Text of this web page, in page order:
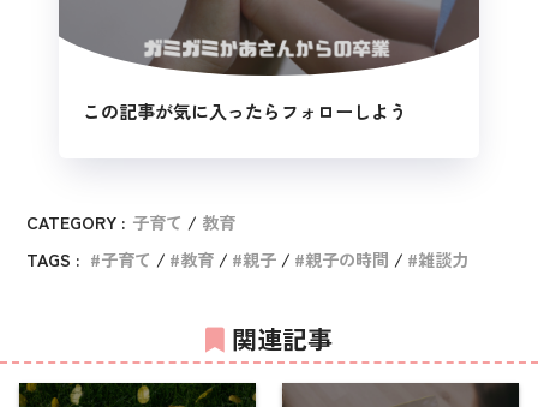
この記事が気に入ったらフォローしよう
CATEGORY : 子育て
教育
TAGS :
子育て 教育 親子 親子の時間 雑談力
関連記事